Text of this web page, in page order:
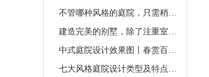
不管哪种风格的庭院，只需稍作布置，便可变得极富意境
建造完美的别墅，除了注重室内设计外，还应注重别墅花园设计
中式庭院设计效果图丨春赏百花，秋思月光，夏吹凉风，冬看雪景
七大风格庭院设计类型及特点阐述